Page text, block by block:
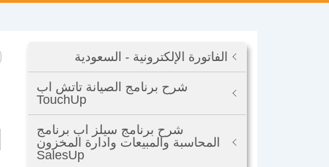
الفاتورة الإلكترونية - السعودية
شرح برنامج الصيانة تاتش اب
TouchUp
شرح برنامج سيلز اب برنامج
المحاسبة والمبيعات وادارة المخزون
SalesUp